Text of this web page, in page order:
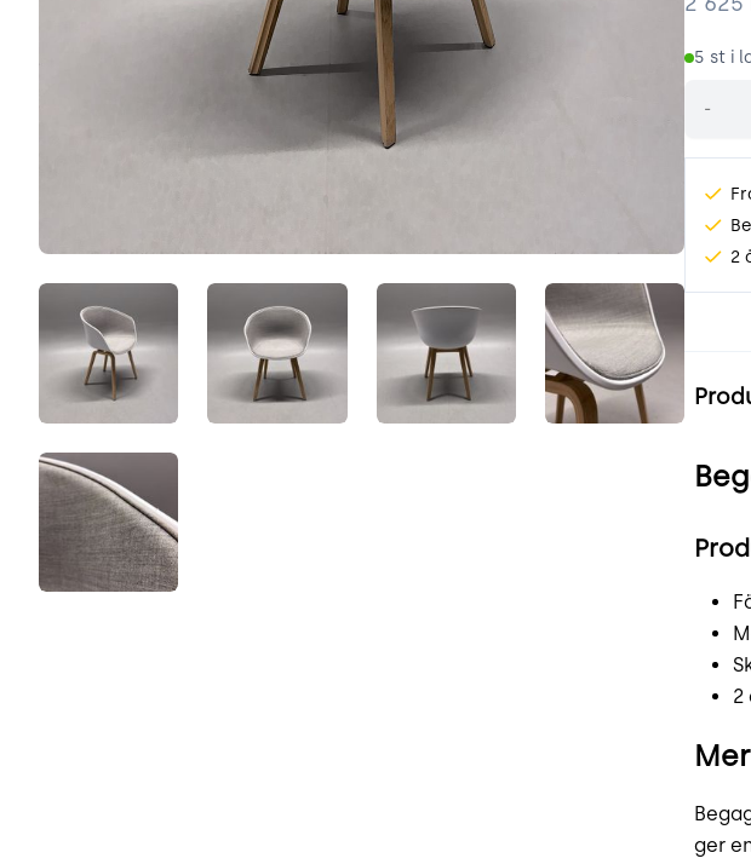
FWC-XlmcLcCZ.jpeglgG-FQKhmoFI.jpegqFH7VtVLsF3-.jpeg
Yrn322T7StpF.jpeg
5 st i
-
2
2
ger